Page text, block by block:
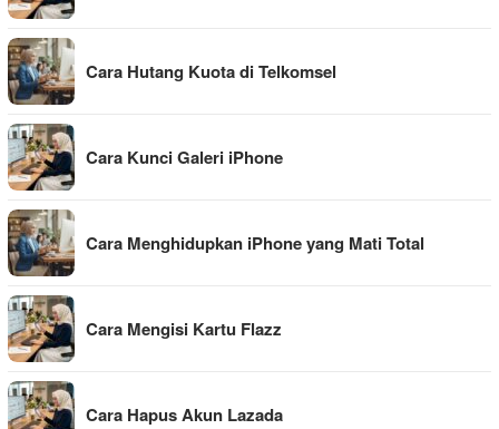
Cara Hutang Kuota di Telkomsel
Cara Kunci Galeri iPhone
Cara Menghidupkan iPhone yang Mati Total
Cara Mengisi Kartu Flazz
Cara Hapus Akun Lazada